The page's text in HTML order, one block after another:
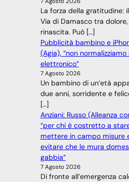
La forza della gratitudine:
Via di Damasco tra
rinascita. Può […]
Pubblicità bambino e
(Agia), “non
elettronico”
7 Agosto 2026
Un bambino di un’età
due anni, sorridente e
[…]
Anziani: Russo (Alleanza
“per chi è costretto a
mettere in campo misure
evitare che le mura
gabbia”
7 Agosto 2026
Di fronte all’emergenza